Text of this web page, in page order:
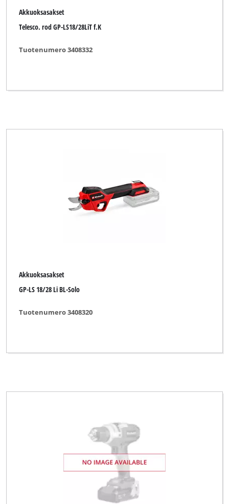
Akkuoksasakset
Telesco. rod GP-LS18/28LiT f.K
Tuotenumero 3408332
Akkuoksasakset
GP-LS 18/28 Li BL-Solo
Tuotenumero 3408320